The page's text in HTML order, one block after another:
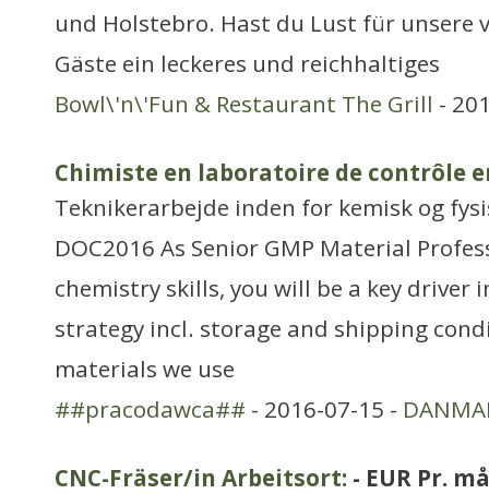
und Holstebro. Hast du Lust für unsere
Gäste ein leckeres und reichhaltiges
Bowl\'n\'Fun & Restaurant The Grill -
Chimiste en laboratoire de contrôle
Teknikerarbejde inden for kemisk og
DOC2016 As Senior GMP Material
chemistry skills, you will be a key
strategy incl. storage and shipping
materials we use
##pracodawca## - 2016-07-15 -
CNC-Fräser/in Arbeitsort: - EUR Pr.